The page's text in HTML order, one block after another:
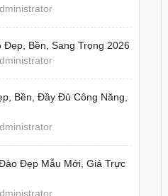
Bền, Sang Trọng 2026
Bền, Đầy Đủ Công Năng,
Đẹp Mẫu Mới, Giá Trực